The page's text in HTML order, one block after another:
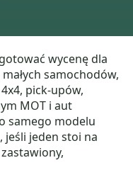
wycenę dla
samochodów,
pick-upów,
MOT i aut
samego modelu
jeden stoi na